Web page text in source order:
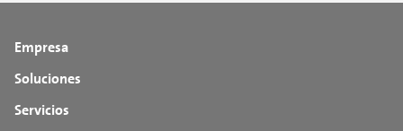
Empresa
Soluciones
Servicios